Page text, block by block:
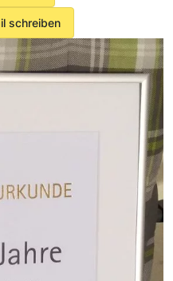
schreiben